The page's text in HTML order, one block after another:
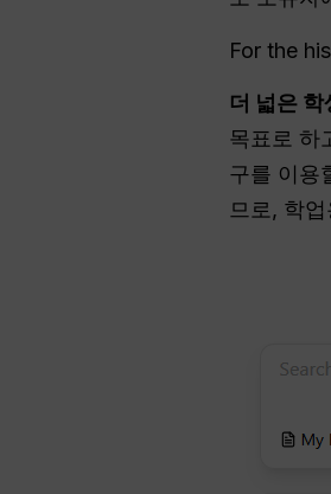
For the
더 넓은
목표로 하
구를 이용
므로, 학